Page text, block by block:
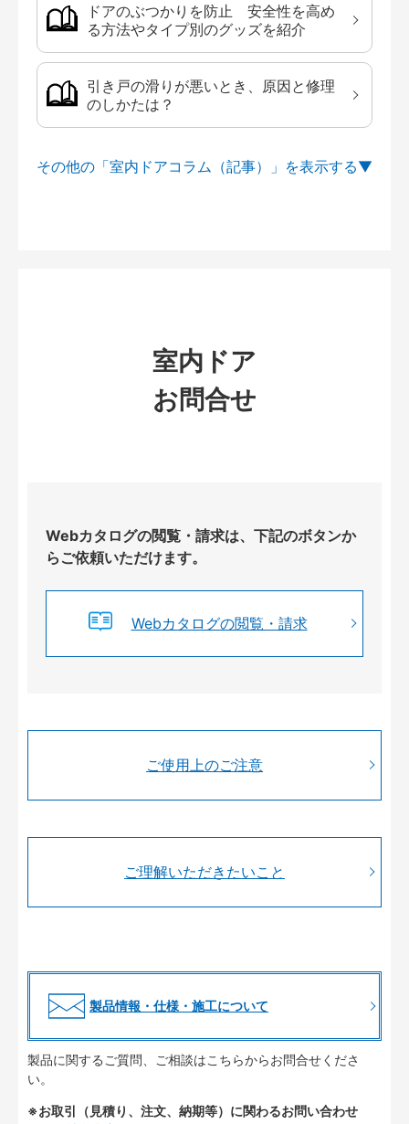
ドアのぶつかりを防止 安全性を高め
る方法やタイプ別のグッズを紹介
引き戸の滑りが悪いとき、原因と修理
のしかたは？
その他の「室内ドアコラム（記事）」を
室内ドア
お問合せ
Webカタログの閲覧・請求は、下記のボタンか
らご依頼いただけます。
Webカタログの閲覧・請求
ご使用上のご注意
ご理解いただきたいこと
製品情報・仕様・施工について
製品に関するご質問、ご相談はこちらからお問合せくださ
い。
※お取引（見積り、注文、納期等）に関わるお問い合わせ